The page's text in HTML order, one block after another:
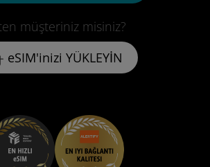
müşteriniz misiniz?
eSIM'inizi YÜKLEYİN